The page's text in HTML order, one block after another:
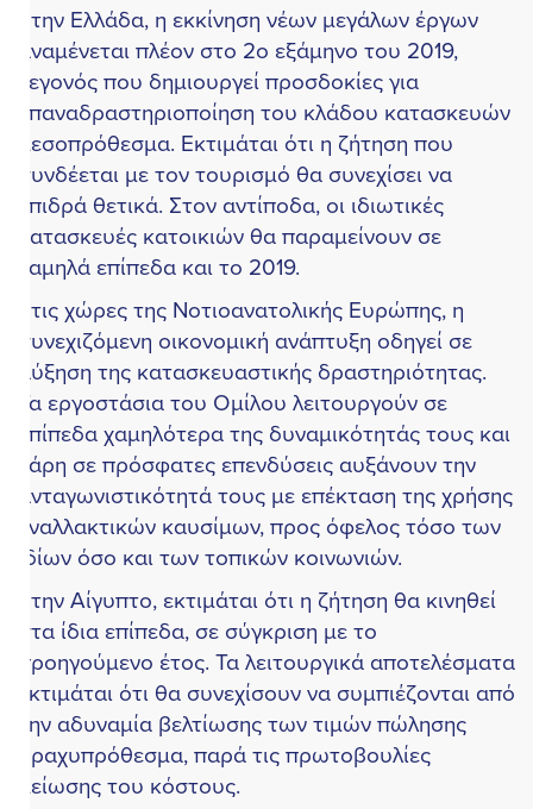
Ελλάδα, η εκκίνηση νέων μεγάλων έργων
πλέον στο 2ο εξάμηνο του 2019,
που δημιουργεί προσδοκίες για
του κλάδου κατασκευών
Εκτιμάται ότι η ζήτηση που
με τον τουρισμό θα συνεχίσει να
θετικά. Στον αντίποδα, οι ιδιωτικές
κατοικιών θα παραμείνουν σε
επίπεδα και το 2019.
χώρες της Νοτιοανατολικής Ευρώπης, η
οικονομική ανάπτυξη οδηγεί σε
της κατασκευαστικής δραστηριότητας.
εργοστάσια του Ομίλου λειτουργούν σε
χαμηλότερα της δυναμικότητάς τους και
σε πρόσφατες επενδύσεις αυξάνουν την
τους με επέκταση της χρήσης
καυσίμων, προς όφελος τόσο των
όσο και των τοπικών κοινωνιών.
Αίγυπτο, εκτιμάται ότι η ζήτηση θα κινηθεί
ίδια επίπεδα, σε σύγκριση με το
έτος. Τα λειτουργικά αποτελέσματα
ότι θα συνεχίσουν να συμπιέζονται από
αδυναμία βελτίωσης των τιμών πώλησης
παρά τις πρωτοβουλίες
του κόστους.